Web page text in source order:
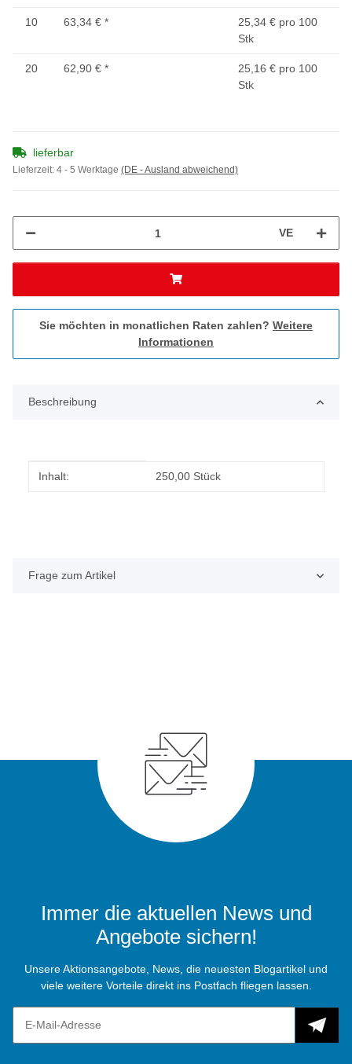
10 63,34 € *
25,34 € pro 100
Stk
20 62,90 € *
25,16 € pro 100
Stk
lieferbar
Lieferzeit: 4 - 5 Werktage (DE - Ausland abweichend)
VE
Sie möchten in monatlichen Raten zahlen? Weitere
Informationen
Beschreibung
Produkteigenschaft
Wert
Inhalt: 250,00 Stück
Frage zum Artikel
Immer die aktuellen News und
Angebote sichern!
Unsere Aktionsangebote, News, die neuesten Blogartikel und
viele weitere Vorteile direkt ins Postfach fliegen lassen.